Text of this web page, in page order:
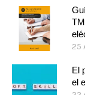
25
El
el